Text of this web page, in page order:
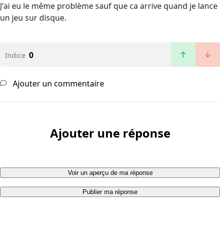
J'ai eu le même problème sauf que ca arrive quand je lance
un jeu sur disque.
Indice 0
Ajouter un commentaire
Ajouter une réponse
Voir un aperçu de ma réponse
Publier ma réponse